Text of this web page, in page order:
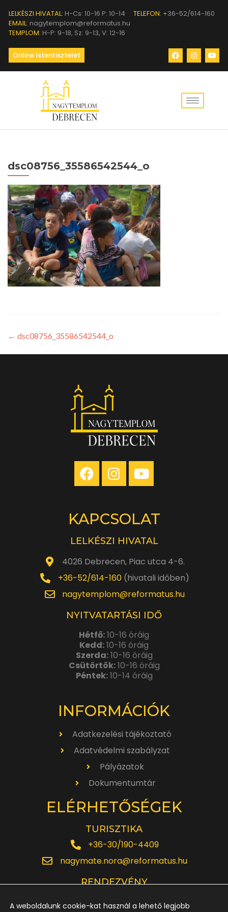
LELKÉSZI HIVATAL: H-Cs: 10-16 P: 10-14 TELEFON: +36-52/614-160
EMAIL: nagytemplom@reformatus.hu
TEMPLOM: H-P: 9-18, Sz: 9-13, V: 12-16
Online Istentisztelet
dsc08756_35586542544_o
← dsc08756_35586542544_o
KAPCSOLAT
LELKÉSZI HIVATAL
4026 Debrecen, Piac utca 4-6.
+36-52/614-160(hivatali időben)
nagytemplom@reformatus.hu
NYITVATARTÁSI IDŐ
Hétfő:10-16 óráig
Kedd:10-16 óráig
Szerda:10-16 óráig
Csütörtök:10-16 óráig
Péntek:10-14 óráig
INFORMÁCIÓK
Adatkezelési tájékoztató
Adatvédelmi szabályzat
Pályázatok
Dokumentumtár
ELÉRHETŐSÉGEK
TURISZTIKA
+36-30/190-4409
nagymate.nora@reformatus.hu
RENDEZVÉNY
A weboldalunk cookie-kat használ a lehető legjobb